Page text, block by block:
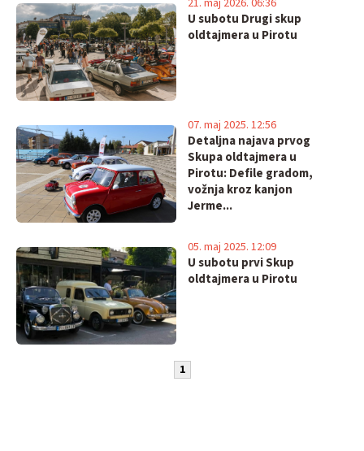
U subotu Drugi skup
oldtajmera u Pirotu
21. maj 2026. 06:36
Detaljna najava prvog
Skupa oldtajmera u
Pirotu: Defile gradom,
vožnja kroz kanjon
Jerme...
07. maj 2025. 12:56
U subotu prvi Skup
oldtajmera u Pirotu
05. maj 2025. 12:09
1